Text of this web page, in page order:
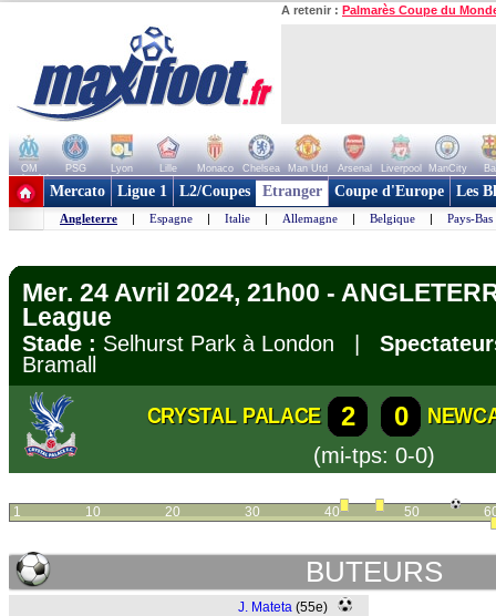
A retenir : Palmarès Coupe du
OM PSG Lyon Lille Monaco Chelsea Man Utd Arsenal Liverpool ManCity
+ de clubs
Mercato Ligue 1 L2/Coupes Etranger Coupe d'Europe Les
Angleterre | Espagne | Italie | Allemagne | Belgique | Pays-Bas
Mer. 24 Avril 2024, 21h00 -
League
Stade : Selhurst Park à London |
Bramall
CRYSTAL PALACE 2 0
(mi-tps: 0-0)
1 10 20 30 40 50
BUTEURS
J. Mateta (55e)